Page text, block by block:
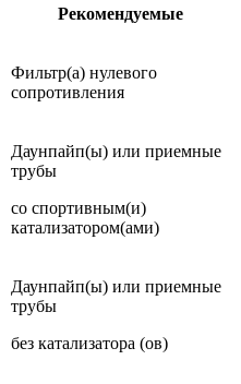
Рекомендуемые
Фильтр(а) нулевого
сопротивления
Даунпайп(ы) или приемные
трубы
со спортивным(и)
катализатором(ами)
Даунпайп(ы) или приемные
трубы
без катализатора (ов)